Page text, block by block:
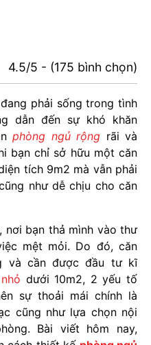
4.5/5 - (175 bình chọn)
phải sống trong tình
dẫn đến sự khó khăn
phòng ngủ rộng rãi và
bạn chỉ sở hữu một căn
tích 9m2 mà vẫn phải
như dễ chịu cho căn
nơi bạn thả mình vào thư
mệt mỏi. Do đó, căn
và cần được đầu tư kĩ
dưới 10m2, 2 yếu tố
sự thoải mái chính là
cũng như lựa chọn nội
Bài viết hôm nay,